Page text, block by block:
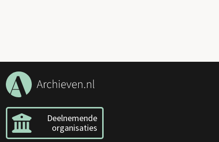
Deelnemende
organisaties